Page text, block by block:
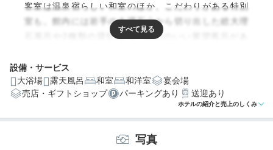
客室は温泉宿らしい和室のほか、こだわりがある特別
室も。館内には岩手の大理石山から切り出した総大理
石風呂や2種類の貸切風呂、眺めのいい展望風呂があ
の食事も楽しみ、癒やしの滞在を。
設備・サービス
大浴場
露天風呂 和室 和洋室
宴会場
売店・ギフトショップ
パーキングあり 送迎あり
ホテルの紹介と売上のしくみ
写真